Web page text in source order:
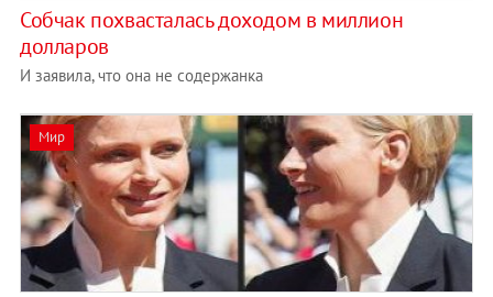
Собчак похвасталась доходом в миллион
долларов
И заявила, что она не содержанка
Мир